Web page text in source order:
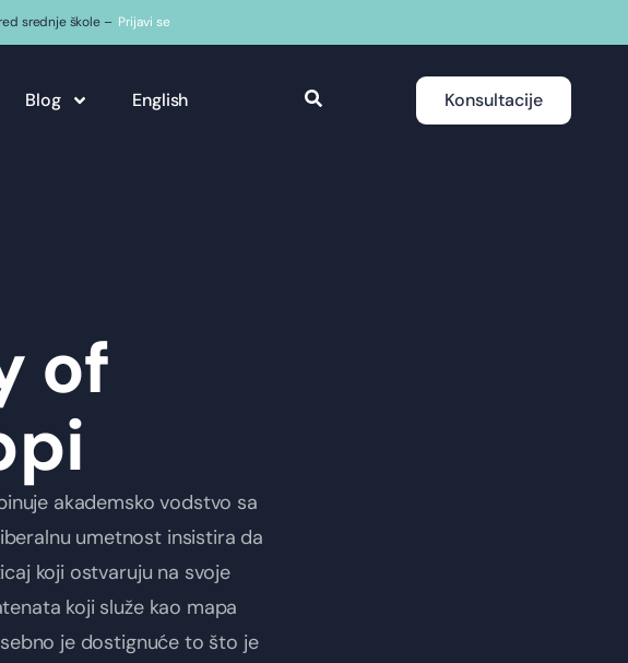
srednje škole – Prijavi se
Blog English Konsultacije
of
akademsko vodstvo sa
umetnost insistira da
koji ostvaruju na svoje
koji služe kao mapa
je dostignuće to što je